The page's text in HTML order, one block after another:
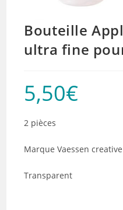
Bouteille
ultra fine
5,50€
2 pièces
Marque Vaessen creative
Transparent